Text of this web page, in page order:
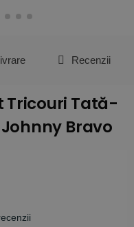
Recenzii
Tricouri Tată-
Bravo